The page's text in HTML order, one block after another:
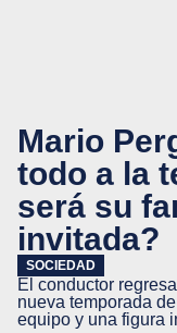
Mario
todo a la
será su
invitada?
SOCIEDAD
El conductor
nueva temporada
equipo y una figura